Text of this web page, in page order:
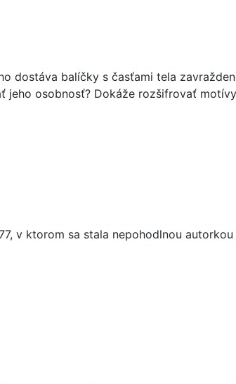
dostáva balíčky s časťami tela
osobnosť? Dokáže rozšifrovať
v ktorom sa stala nepohodlnou